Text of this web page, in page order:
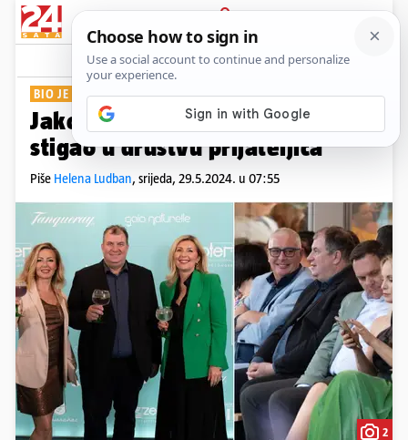
PRIJAVA
Show Komentari
BIO JE DOBRO RASPOLOŽEN
Jakov Kitarović na modnu reviju
stigao u društvu prijateljica
Piše Helena Ludban, srijeda, 29.5.2024. u 07:55
2